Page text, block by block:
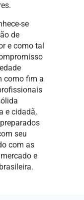
se
de
e como tal
como fim a
e cidadã,
seu
com as
e